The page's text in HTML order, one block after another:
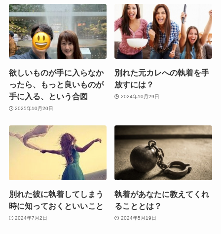
欲しいものが手に入らなか
ったら、もっと良いものが
手に入る、という合図
2025年10月20日
別れた元カレへの執着を手
放すには？
2024年10月29日
別れた彼に執着してしまう
時に知っておくといいこと
2024年7月2日
執着があなたに教えてくれ
ることとは？
2024年5月19日